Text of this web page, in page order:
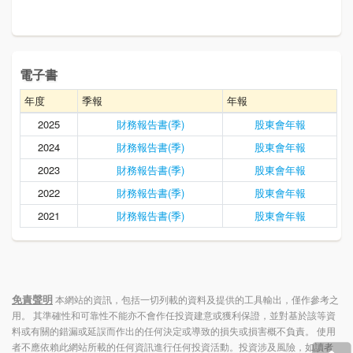
電子書
年度 季報
年報
2025
財務報告書(季)
股東會年報
2024
財務報告書(季)
股東會年報
2023
財務報告書(季)
股東會年報
2022
財務報告書(季)
股東會年報
2021
財務報告書(季) 股東會年報
免責聲明本網站的資訊，包括一切列載的資料及提供的工具輸出，僅作參考之
用。 其準確性和可靠性不能亦不會作任投資建意或獲利保證，並對基於該等資
料或有關的錯漏或延誤而作出的任何決定或導致的損失或損害概不負責。 使用
者不應依賴此網站所載的任何資訊進行任何投資活動。投資涉及風險，如讀者